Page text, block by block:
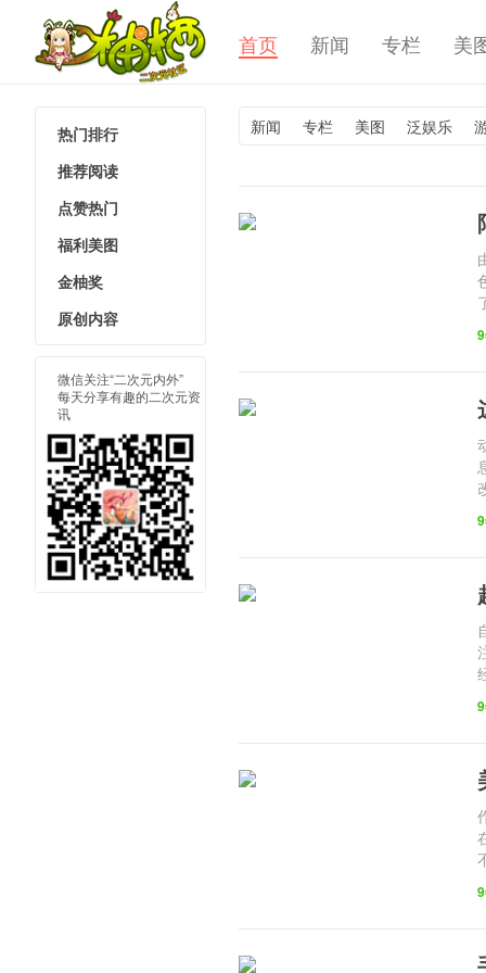
柚栖二次
元社区 二
首页 新闻 专栏 美
新闻 专栏 美图 泛娱乐
热门排行
推荐阅读
点赞热门
福利美图
金柚奖
原创内容
微信关注“二次元内外”
每天分享有趣的二次元资
讯